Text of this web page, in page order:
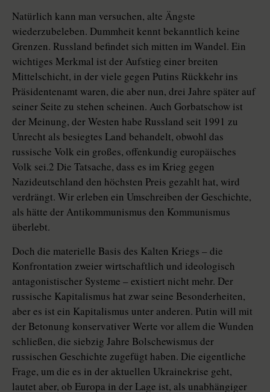
Natürlich kann man versuchen, alte Ängste
wiederzubeleben. Dummheit kennt bekanntlich keine
Grenzen. Russland befindet sich mitten im Wandel. Ein
wichtiges Merkmal ist der Aufstieg einer breiten
Mittelschicht, in der viele gegen Putins Rückkehr ins
Präsidentenamt waren, die aber nun, drei Jahre später auf
seiner Seite zu stehen scheinen. Auch Gorbatschow ist
der Meinung, der Westen habe Russland seit 1991 zu
Unrecht als besiegtes Land behandelt, obwohl das
russische Volk ein großes, offenkundig europäisches
Volk sei.2 Die Tatsache, dass es im Krieg gegen
Nazideutschland den höchsten Preis gezahlt hat, wird
verdrängt. Wir erleben ein Umschreiben der Geschichte,
als hätte der Antikommunismus den Kommunismus
überlebt.
Doch die materielle Basis des Kalten Kriegs – die
Konfrontation zweier wirtschaftlich und ideologisch
antagonistischer Systeme – existiert nicht mehr. Der
russische Kapitalismus hat zwar seine Besonderheiten,
aber es ist ein Kapitalismus unter anderen. Putin will mit
der Betonung konservativer Werte vor allem die Wunden
schließen, die siebzig Jahre Bolschewismus der
russischen Geschichte zugefügt haben. Die eigentliche
Frage, um die es in der aktuellen Ukrainekrise geht,
lautet aber, ob Europa in der Lage ist, als unabhängiger